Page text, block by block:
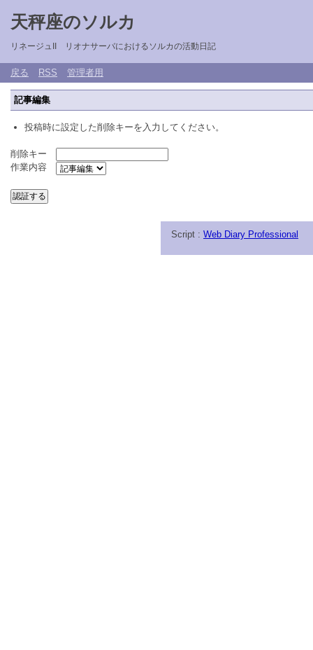
天秤座のソルカ
リネージュII リオナサーバにおけるソルカの活動日記
戻る RSS 管理者用
記事編集
投稿時に設定した削除キーを入力してください。
削除キー
作業内容
Script : Web Diary Professional